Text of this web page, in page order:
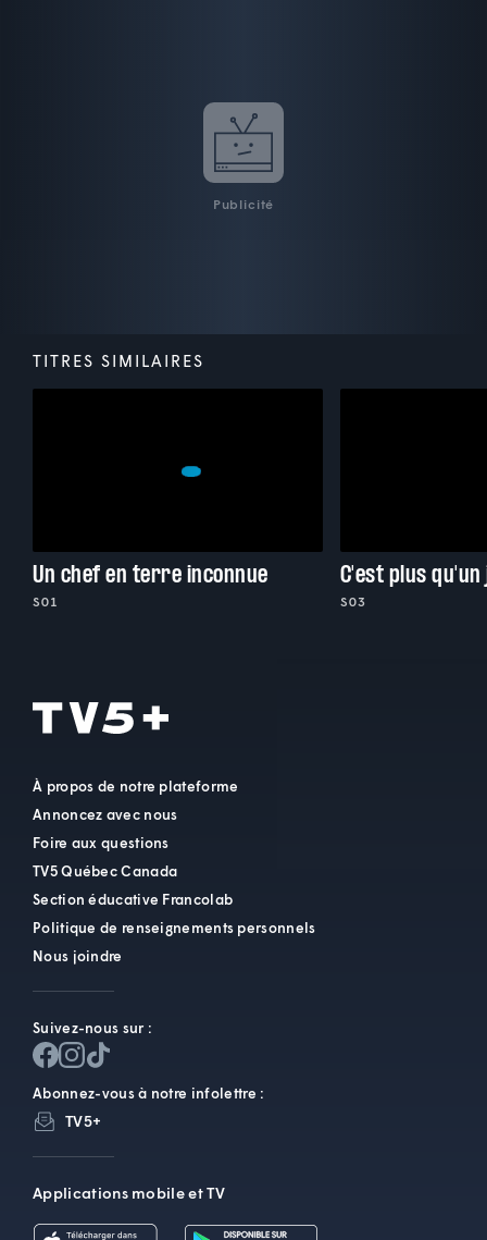
Publicité
TITRES SIMILAIRES
Un chef en terre inconnue
S01
C'est plus
S03
À propos de notre plateforme
Annoncez avec nous
Foire aux questions
TV5 Québec Canada
Section éducative Francolab
Politique de renseignements personnels
Nous joindre
Suivez-nous sur :
Abonnez-vous à notre infolettre :
TV5+
Applications mobile et TV